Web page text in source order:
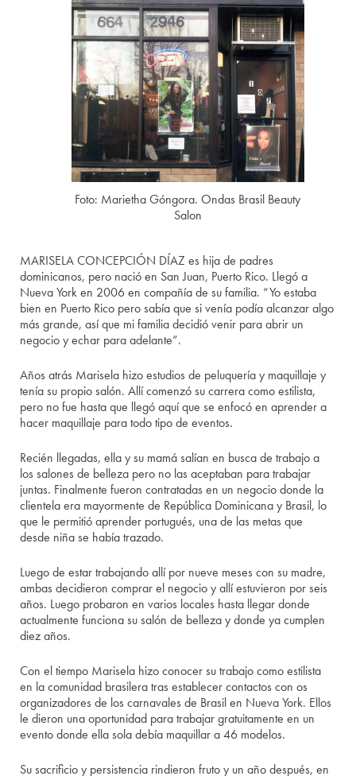
Foto: Marietha Góngora. Ondas Brasil Beauty
Salon
MARISELA CONCEPCIÓN DÍAZ es hija de padres
dominicanos, pero nació en San Juan, Puerto Rico. Llegó a
Nueva York en 2006 en compañía de su familia. “Yo estaba
bien en Puerto Rico pero sabía que si venía podía alcanzar algo
más grande, así que mi familia decidió venir para abrir un
negocio y echar para adelante”.
Años atrás Marisela hizo estudios de peluquería y maquillaje y
tenía su propio salón. Allí comenzó su carrera como estilista,
pero no fue hasta que llegó aquí que se enfocó en aprender a
hacer maquillaje para todo tipo de eventos.
Recién llegadas, ella y su mamá salían en busca de trabajo a
los salones de belleza pero no las aceptaban para trabajar
juntas. Finalmente fueron contratadas en un negocio donde la
clientela era mayormente de República Dominicana y Brasil, lo
que le permitió aprender portugués, una de las metas que
desde niña se había trazado.
Luego de estar trabajando allí por nueve meses con su madre,
ambas decidieron comprar el negocio y allí estuvieron por seis
años. Luego probaron en varios locales hasta llegar donde
actualmente funciona su salón de belleza y donde ya cumplen
diez años.
Con el tiempo Marisela hizo conocer su trabajo como estilista
en la comunidad brasilera tras establecer contactos con os
organizadores de los carnavales de Brasil en Nueva York. Ellos
le dieron una oportunidad para trabajar gratuitamente en un
evento donde ella sola debía maquillar a 46 modelos.
Su sacrificio y persistencia rindieron fruto y un año después, en